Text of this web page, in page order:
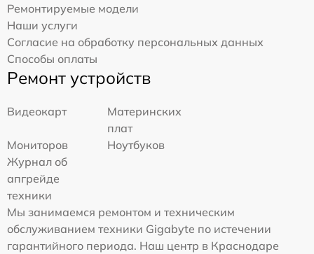
Ремонтируемые модели
Наши услуги
Согласие на обработку персональных данных
Способы оплаты
Ремонт устройств
Видеокарт
Материнских
плат
Мониторов
Ноутбуков
Журнал об
апгрейде
техники
Мы занимаемся ремонтом и техническим
обслуживанием техники Gigabyte по истечении
гарантийного периода. Наш центр в Краснодаре